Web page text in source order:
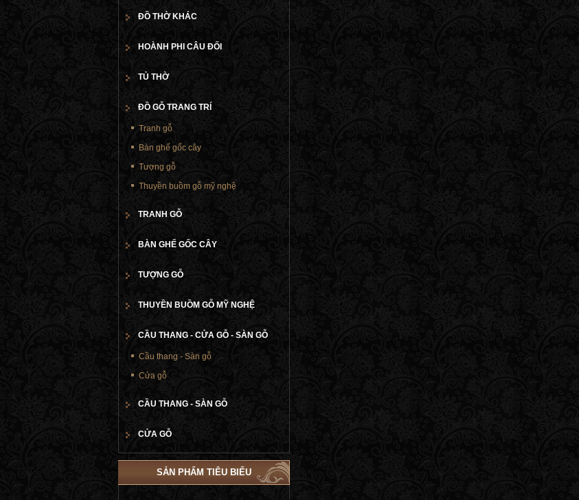
ĐỒ THỜ KHÁC
HOÀNH PHI CÂU ĐỐI
TỦ THỜ
ĐỒ GỖ TRANG TRÍ
Tranh gỗ
Bàn ghế gốc cây
Tượng gỗ
Thuyền buồm gỗ mỹ nghệ
TRANH GỖ
BÀN GHẾ GỐC CÂY
TƯỢNG GỖ
THUYỀN BUỒM GỖ MỸ NGHỆ
CẦU THANG - CỬA GỖ - SÀN GỖ
Cầu thang - Sàn gỗ
Cửa gỗ
CẦU THANG - SÀN GỖ
CỬA GỖ
SẢN PHẨM TIÊU BIỂU